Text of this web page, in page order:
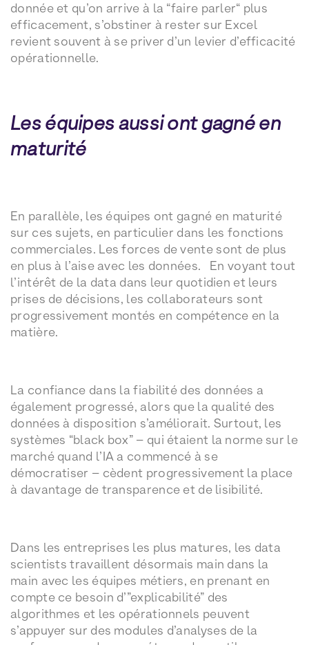
donnée et qu’on arrive à la “faire parler“ plus
efficacement, s’obstiner à rester sur Excel
revient souvent à se priver d’un levier d’efficacité
opérationnelle.
Les équipes aussi ont gagné en
maturité
En parallèle, les équipes ont gagné en maturité
sur ces sujets, en particulier dans les fonctions
commerciales. Les forces de vente sont de plus
en plus à l’aise avec les données. En voyant tout
l’intérêt de la data dans leur quotidien et leurs
prises de décisions, les collaborateurs sont
progressivement montés en compétence en la
matière.
La confiance dans la fiabilité des données a
également progressé, alors que la qualité des
données à disposition s’améliorait. Surtout, les
systèmes “black box” – qui étaient la norme sur le
marché quand l’IA a commencé à se
démocratiser – cèdent progressivement la place
à davantage de transparence et de lisibilité.
Dans les entreprises les plus matures, les data
scientists travaillent désormais main dans la
main avec les équipes métiers, en prenant en
compte ce besoin d’”explicabilité” des
algorithmes et les opérationnels peuvent
s’appuyer sur des modules d’analyses de la